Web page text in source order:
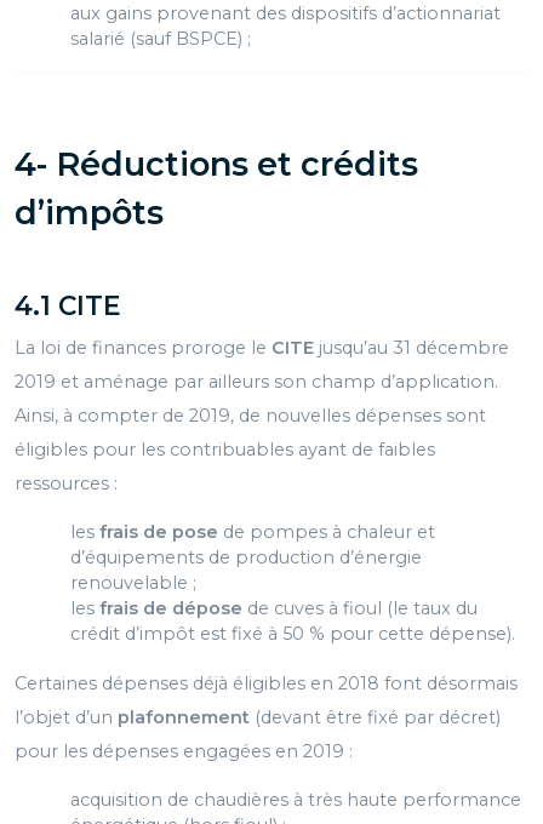
aux gains provenant des dispositifs d’actionnariat
salarié (sauf BSPCE) ;
4- Réductions et crédits
d’impôts
4.1 CITE
La loi de finances proroge le CITE jusqu’au 31 décembre
2019 et aménage par ailleurs son champ d’application.
Ainsi, à compter de 2019, de nouvelles dépenses sont
éligibles pour les contribuables ayant de faibles
ressources :
lesfrais de pose de pompes à chaleur et
d’équipements de production d’énergie
renouvelable ;
lesfrais de dépose de cuves à fioul (le taux du
crédit d’impôt est fixé à 50 % pour cette dépense).
Certaines dépenses déjà éligibles en 2018 font désormais
l’objet d’un plafonnement (devant être fixé par décret)
pour les dépenses engagées en 2019 :
acquisition de chaudières à très haute performance